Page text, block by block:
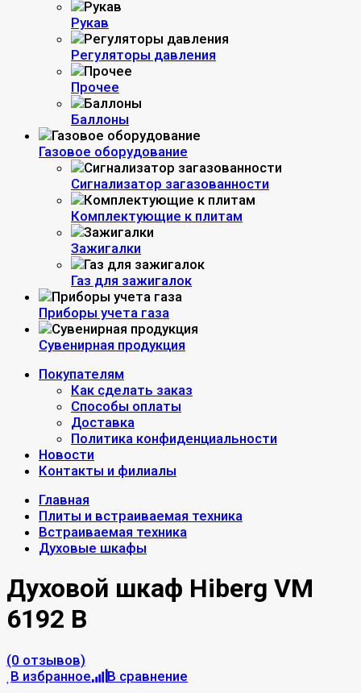
Рукав
Регуляторы давления
Прочее
Баллоны
Газовое оборудование
Сигнализатор загазованности
Комплектующие к плитам
Зажигалки
Газ для зажигалок
Приборы учета газа
Сувенирная продукция
Покупателям
Как сделать заказ
Способы оплаты
Доставка
Политика конфиденциальности
Новости
Контакты и филиалы
Главная
Плиты и встраиваемая техника
Встраиваемая техника
Духовые шкафы
Духовой шкаф Hiberg VM
6192 B
(0 отзывов)
В избранное
В сравнение